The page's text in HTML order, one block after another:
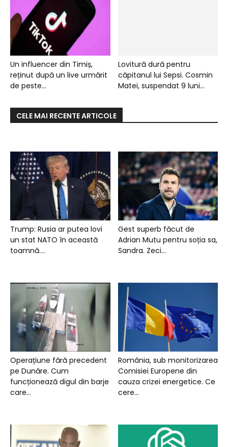
Un influencer din Timiș,
reținut după un live urmărit
de peste...
Lovitură dură pentru
căpitanul lui Sepsi. Cosmin
Matei, suspendat 9 luni...
CELE MAI RECENTE ARTICOLE
Trump: Rusia ar putea lovi
un stat NATO în această
toamnă....
Gest superb făcut de
Adrian Mutu pentru soția sa,
Sandra. Zeci...
Operațiune fără precedent
pe Dunăre. Cum
funcționează digul din barje
care...
România, sub monitorizarea
Comisiei Europene din
cauza crizei energetice. Ce
cere...